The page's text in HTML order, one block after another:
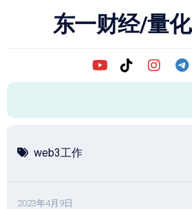
东一财经/量
web3工作
2023年4月9日